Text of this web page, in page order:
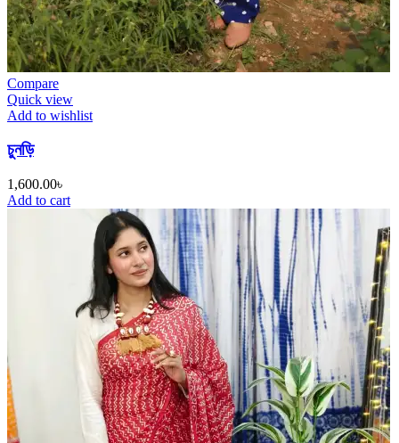
Compare
Quick view
Add to wishlist
চুনড়ি
1,600.00৳
Add to cart